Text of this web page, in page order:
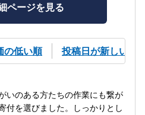
ページを見る
の低い順 投稿日が新しい順
いのある方たちの作業にも繋が
付を選びました。しっかりとし